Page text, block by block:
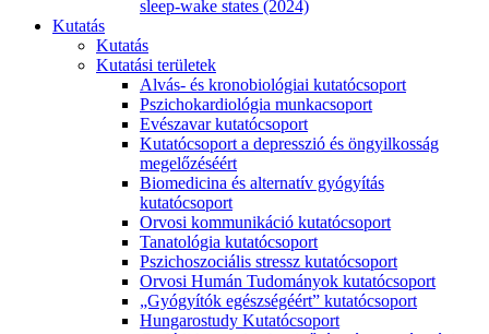
sleep-wake states (2024)
Kutatás
Kutatás
Kutatási területek
Alvás- és kronobiológiai kutatócsoport
Pszichokardiológia munkacsoport
Evészavar kutatócsoport
Kutatócsoport a depresszió és öngyilkosság
megelőzéséért
Biomedicina és alternatív gyógyítás
kutatócsoport
Orvosi kommunikáció kutatócsoport
Tanatológia kutatócsoport
Pszichoszociális stressz kutatócsoport
Orvosi Humán Tudományok kutatócsoport
„Gyógyítók egészségéért” kutatócsoport
Hungarostudy Kutatócsoport